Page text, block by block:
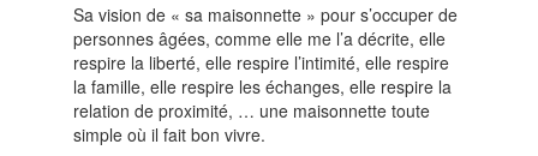
Sa vision de « sa maisonnette » pour s’occuper de
personnes âgées, comme elle me l’a décrite, elle
respire la liberté, elle respire l’intimité, elle respire
la famille, elle respire les échanges, elle respire la
relation de proximité, … une maisonnette toute
simple où il fait bon vivre.